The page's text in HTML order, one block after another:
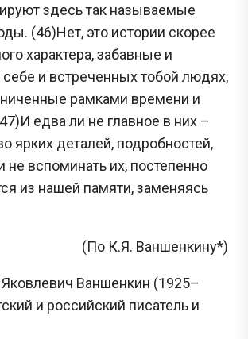
здесь так называемые
(46)Нет, это истории скорее
характера, забавные и
себе и встреченных тобой людях,
рамками времени и
едва ли не главное в них –
ярких деталей, подробностей,
не вспоминать их, постепенно
из нашей памяти, заменяясь
(По К.Я. Ваншенкину*)
Ваншенкин (1925–
и российский писатель и